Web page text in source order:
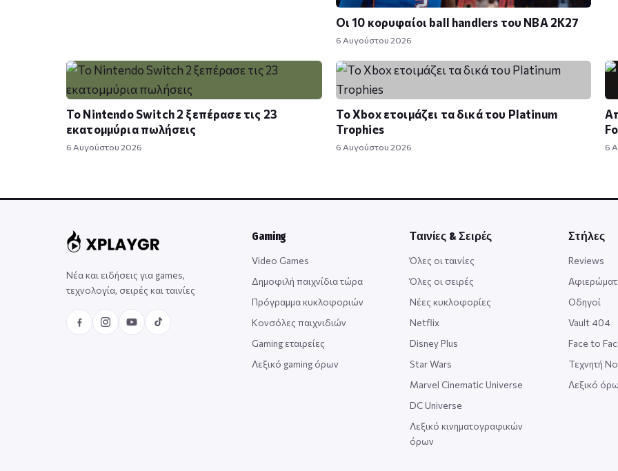
Οι 10 κορυφαίοι ball handlers του NBA 2K27
6 Αυγούστου 2026
Το Nintendo Switch 2 ξεπέρασε τις 23
εκατομμύρια πωλήσεις
6 Αυγούστου 2026
Το Xbox ετοιμάζει τα δικά του Platinum
Trophies
6 Αυγούστου 2026 6
Νέα και ειδήσεις για games,
τεχνολογία, σειρές και ταινίες
Gaming
Video Games
Δημοφιλή παιχνίδια τώρα
Πρόγραμμα κυκλοφοριών
Κονσόλες παιχνιδιών
Gaming εταιρείες
Λεξικό gaming όρων
Ταινίες & Σειρές
Όλες οι ταινίες
Όλες οι σειρές
Νέες κυκλοφορίες
Netflix
Disney Plus
Star Wars
Marvel Cinematic Universe
DC Universe
Λεξικό κινηματογραφικών
όρων
Στήλες
Reviews
Οδηγοί
Vault 404
Face to
Τεχνητή
Λεξικό